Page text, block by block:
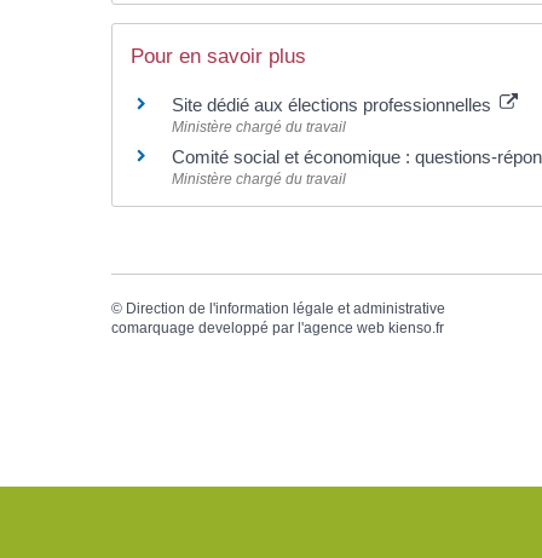
Pour en savoir plus
Site dédié aux élections professionnelles
Ministère chargé du travail
Comité social et économique : questions-
Ministère chargé du travail
© Direction de l'information légale et administrative
comarquage developpé par l'agence web kienso.fr